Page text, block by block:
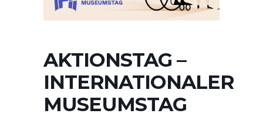
AKTIONSTAG –
INTERNATIONALER
MUSEUMSTAG